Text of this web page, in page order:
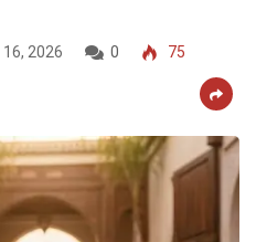
16, 2026 0 75